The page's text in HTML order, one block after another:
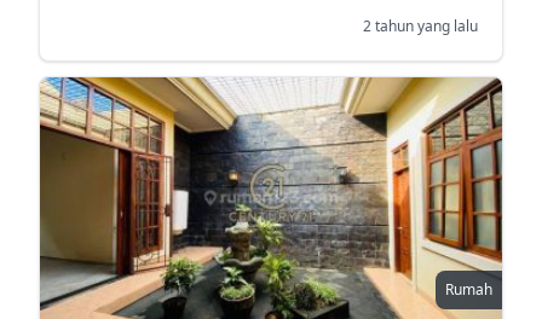
2 tahun yang lalu
Rumah